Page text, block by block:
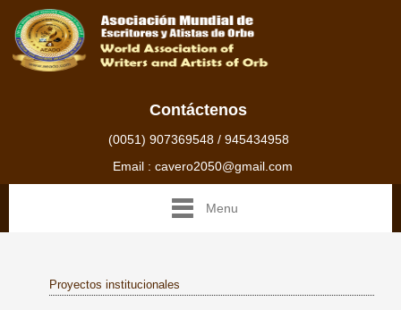
Contáctenos
(0051) 907369548 / 945434958
Email : cavero2050@gmail.com
Menu
Proyectos institucionales